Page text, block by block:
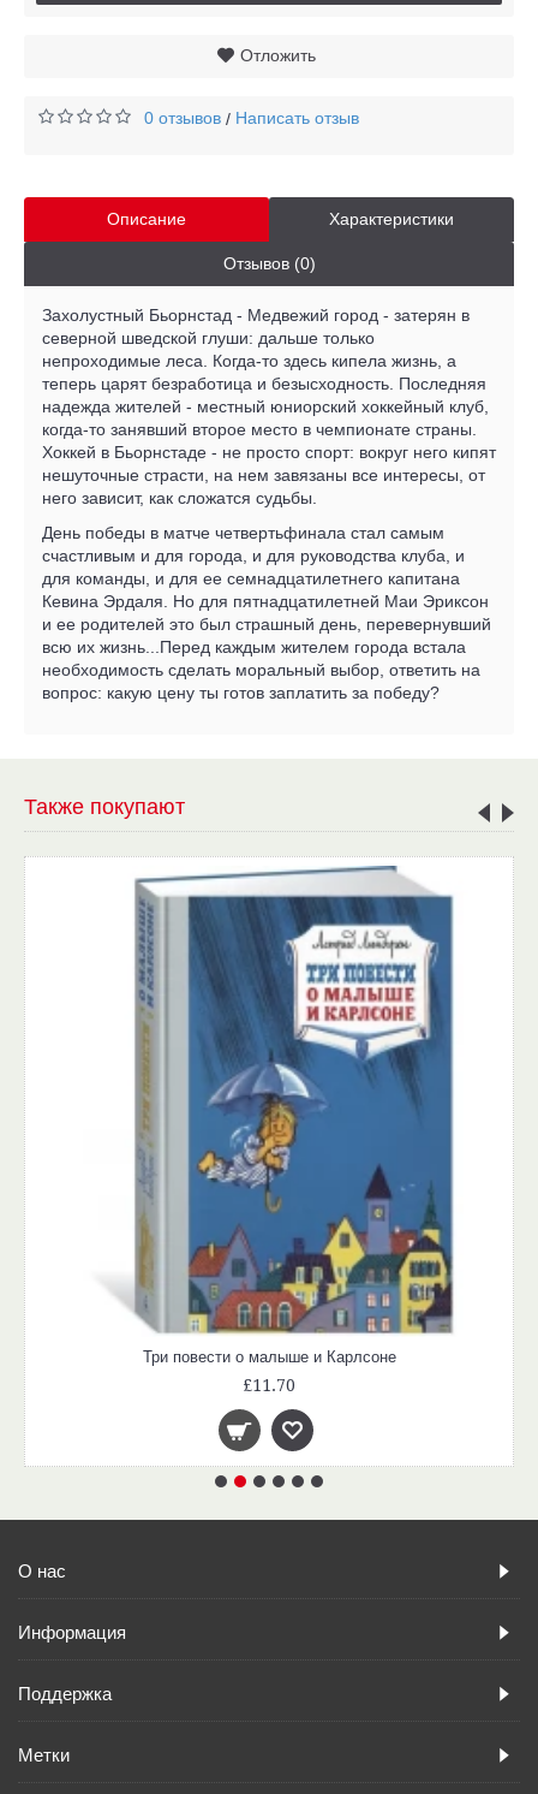
Отложить
0 отзывов / Написать отзыв
Описание Характеристики
Отзывов (0)
Захолустный Бьорнстад - Медвежий город - затерян в
северной шведской глуши: дальше только
непроходимые леса. Когда-то здесь кипела жизнь, а
теперь царят безработица и безысходность. Последняя
надежда жителей - местный юниорский хоккейный клуб,
когда-то занявший второе место в чемпионате страны.
Хоккей в Бьорнстаде - не просто спорт: вокруг него кипят
нешуточные страсти, на нем завязаны все интересы, от
него зависит, как сложатся судьбы.
День победы в матче четвертьфинала стал самым
счастливым и для города, и для руководства клуба, и
для команды, и для ее семнадцатилетнего капитана
Кевина Эрдаля. Но для пятнадцатилетней Маи Эриксон
и ее родителей это был страшный день, перевернувший
всю их жизнь...Перед каждым жителем города встала
необходимость сделать моральный выбор, ответить на
вопрос: какую цену ты готов заплатить за победу?
Также покупают
Три повести о малыше и Карлсоне
£11.70
О нас
Информация
Поддержка
Метки